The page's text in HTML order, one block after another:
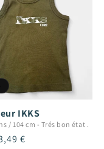
IKKS
/ 104 cm -Trés bon état .
€